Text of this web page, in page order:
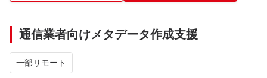
通信業者向けメタデータ作成支援
一部リモート